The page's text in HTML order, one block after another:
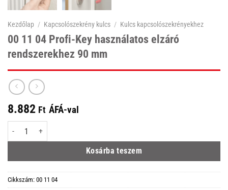
Kezdőlap / Kapcsolószekrény kulcs / Kulcs kapcsolószekrényekhez
00 11 04 Profi-Key használatos elzáró
rendszerekhez 90 mm
8.882 Ft ÁFÁ-val
00 11 04 Profi-Key használatos elzáró rendszerekhez 90 mm mennyiség
Kosárba teszem
Cikkszám: 00 11 04